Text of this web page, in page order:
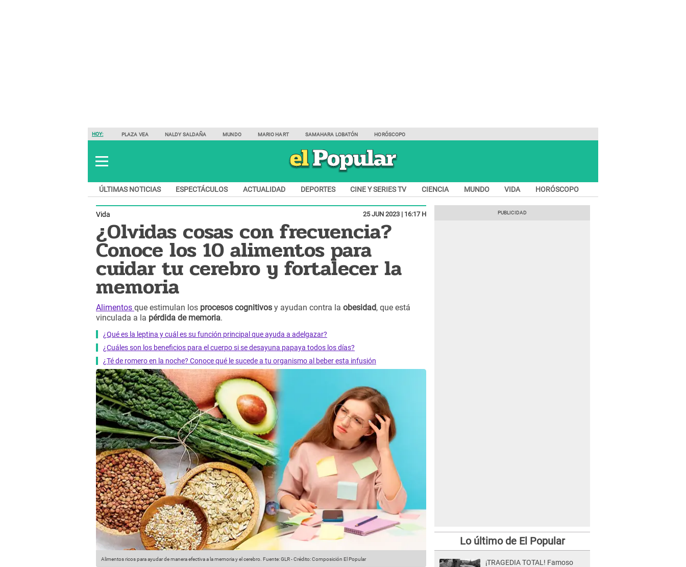
HOY: PLAZA VEA NALDY SALDAÑA MUNDO MARIO HART SAMAHARA LOBATÓN HORÓSCOPO
ÚLTIMAS NOTICIAS ESPECTÁCULOS ACTUALIDAD DEPORTES CINE Y SERIES TV CIENCIA MUNDO VIDA HORÓSCOPO
Vida 25 JUN 2023 | 16:17 H
¿Olvidas cosas con frecuencia?
Conoce los 10 alimentos para
cuidar tu cerebro y fortalecer la
memoria
Alimentos que estimulan los procesos cognitivos y ayudan contra la obesidad, que está
vinculada a la pérdida de memoria.
¿Qué es la leptina y cuál es su función principal que ayuda a adelgazar?
¿Cuáles son los beneficios para el cuerpo si se desayuna papaya todos los días?
¿Té de romero en la noche? Conoce qué le sucede a tu organismo al beber esta infusión
Alimentos ricos para ayudar de manera efectiva a la memoria y el cerebro. Fuente: GLR-Crédito: Composición El Popular
Lo último de El Popular
¡TRAGEDIA TOTAL! Famoso